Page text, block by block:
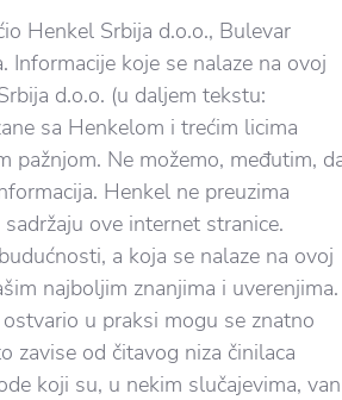
Henkel Srbija d.o.o., Bulevar
koje se nalaze na ovoj
d.o.o. (u daljem tekstu:
sa Henkelom i trećim licima
pažnjom. Ne možemo, međutim,
Henkel ne preuzima
ove internet stranice.
a koja se nalaze na ovoj
najboljim znanjima i uverenjima.
u praksi mogu se znatno
zavise od čitavog niza činilaca
koji su, u nekim slučajevima, van